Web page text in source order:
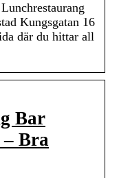
Kungsgatan 16
där du hittar all
Bar
Bra